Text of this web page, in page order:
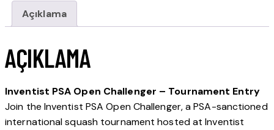
Açıklama
AÇIKLAMA
Inventist PSA Open Challenger – Tournament Entry
Join the Inventist PSA Open Challenger, a PSA-sanctioned
international squash tournament hosted at Inventist